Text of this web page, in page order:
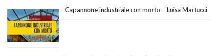
Capannone industriale con morto – Luisa Martucci